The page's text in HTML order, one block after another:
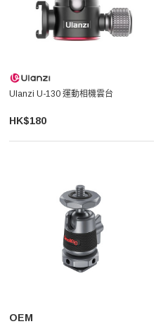
Ulanzi U-130 運動相機雲台
HK$180
OEM